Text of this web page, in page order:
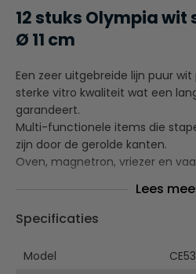
12 stuks Olympia
Ø 11 cm
Een zeer uitgebreide lijn puur
sterke vitro kwaliteit wat een
garandeert.
Multi-functionele items die
zijn door de gerolde kanten.
Oven, magnetron, vriezer en
Gerolde randen en daardoor
Volledig verglaasd en
Lees
Specificaties
Model